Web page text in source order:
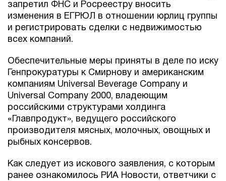
запретил ФНС и Росреестру вносить
изменения в ЕГРЮЛ в отношении юрлиц группы
и регистрировать сделки с недвижимостью
всех компаний.
Обеспечительные меры приняты в деле по иску
Генпрокуратуры к Смирнову и американским
компаниям Universal Beverage Company и
Universal Company 2000, владеющим
российскими структурами холдинга
«Главпродукт», ведущего российского
производителя мясных, молочных, овощных и
рыбных консервов.
Как следует из искового заявления, с которым
ранее ознакомилось РИА Новости, ответчики с